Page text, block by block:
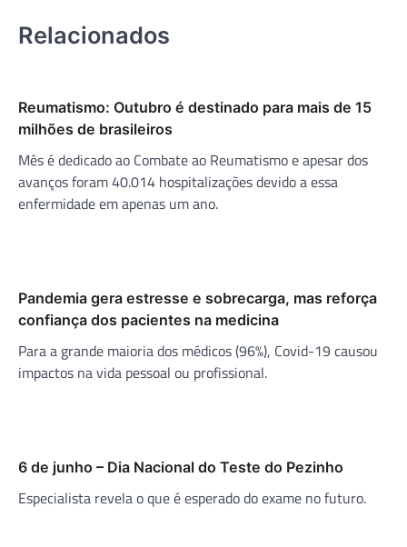
Relacionados
Reumatismo: Outubro é destinado para mais de 15
milhões de brasileiros
Mês é dedicado ao Combate ao Reumatismo e apesar dos
avanços foram 40.014 hospitalizações devido a essa
enfermidade em apenas um ano.
Pandemia gera estresse e sobrecarga, mas reforça
confiança dos pacientes na medicina
Para a grande maioria dos médicos (96%), Covid-19 causou
impactos na vida pessoal ou profissional.
6 de junho – Dia Nacional do Teste do Pezinho
Especialista revela o que é esperado do exame no futuro.